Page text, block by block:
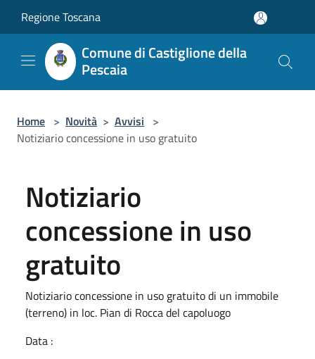
Regione Toscana
Comune di Castiglione della
Pescaia
Home > Novità > Avvisi >
Notiziario concessione in uso gratuito
Notiziario
concessione in uso
gratuito
Notiziario concessione in uso gratuito di un immobile
(terreno) in loc. Pian di Rocca del capoluogo
Data :